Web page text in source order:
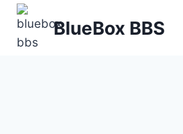
Skip
content
BlueBox BBS